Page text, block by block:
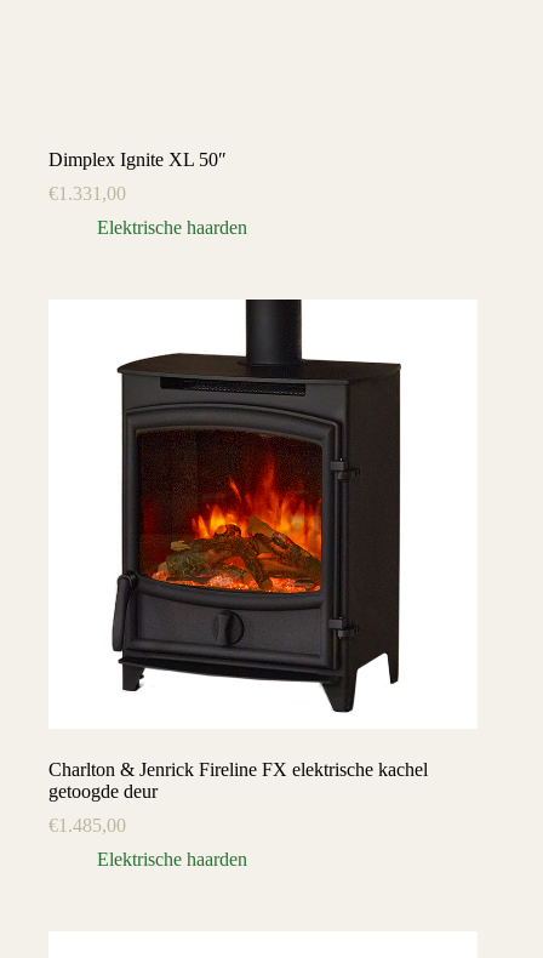
Dimplex Ignite XL 50″
€1.331,00
Elektrische haarden
Charlton & Jenrick Fireline FX elektrische kachel
getoogde deur
€1.485,00
Elektrische haarden